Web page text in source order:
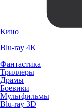
Кино
Blu-ray 4K
Фантастика
Триллеры
Драмы
Боевики
Мультфильмы
Blu-ray 3D